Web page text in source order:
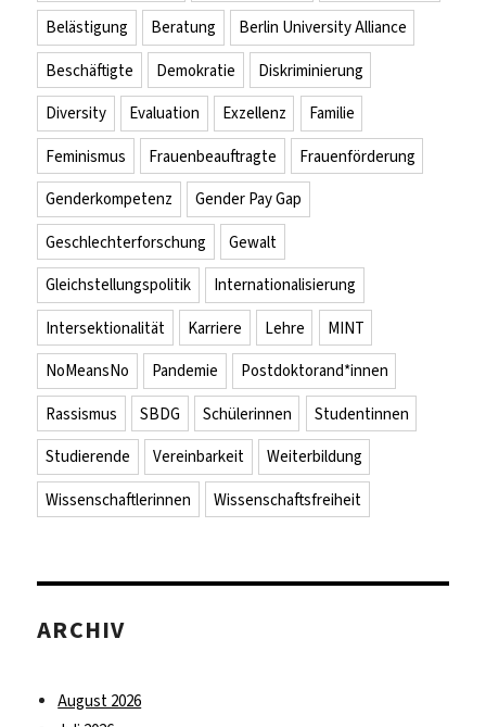
Belästigung
Beratung
Berlin University Alliance
Beschäftigte
Demokratie
Diskriminierung
Diversity
Evaluation Exzellenz
Familie
Feminismus
Frauenbeauftragte
Frauenförderung
Genderkompetenz
Gender Pay Gap
Geschlechterforschung
Gewalt
Gleichstellungspolitik
Internationalisierung
Intersektionalität
Karriere Lehre
MINT
NoMeansNo
Pandemie
Postdoktorand*innen
Rassismus
SBDG Schülerinnen
Studentinnen
Studierende
Vereinbarkeit
Weiterbildung
Wissenschaftlerinnen
Wissenschaftsfreiheit
ARCHIV
August 2026